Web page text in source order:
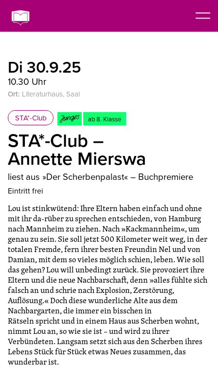
Di 30.9.25
10.30 Uhr
Ort: Literaturhaus, Saal
STA*-Club ab 8. Klasse
STA*-Club –
Annette Mierswa
liest aus »Der Scherbenpalast« – Buchpremiere
Eintritt frei
Lou ist stinkwütend: Ihre Eltern haben einfach und ohne
mit ihr da-rüber zu sprechen entschieden, von Hamburg
nach Mannheim zu ziehen. Nach »Kackmannheim«, um
genau zu sein. Sie soll jetzt 500 Kilometer weit weg, in der
totalen Fremde, fern ihrer besten Freundin Nel und von
Damian, mit dem so vieles möglich schien, leben. Wie soll
das gehen? Lou will unbedingt zurück. Sie provoziert ihre
Eltern und die neue Nachbarschaft, denn »alles fühlte sich
falsch an und schrie nach Explosion, Zerstörung,
Auflösung.« Doch diese wunderliche Alte aus dem
Nachbargarten, die immer ein bisschen in
Rätseln spricht und in einem Haus aus Scherben wohnt,
nimmt Lou an, so wie sie ist – und wird zu ihrer
Verbündeten. Langsam setzt sich aus den Scherben ihres
Lebens Stück für Stück etwas Neues zusammen, das
wunderbar ist.